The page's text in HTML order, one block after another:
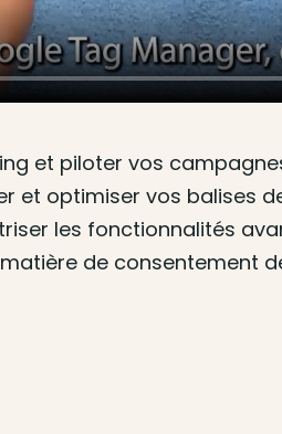
et piloter vos
et optimiser vos balises
les fonctionnalités
de consentement